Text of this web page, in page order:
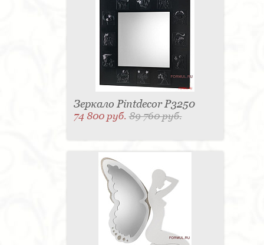
Зеркало Pintdecor P3250
74 800 руб.89 760 руб.